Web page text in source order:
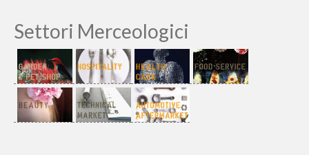
Settori Merceologici